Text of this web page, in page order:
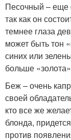
Песочный – еще
так как он
темнее глаза
может быть тон
синих или
больше
Беж – очень
своей
кто все же
блонда,
против